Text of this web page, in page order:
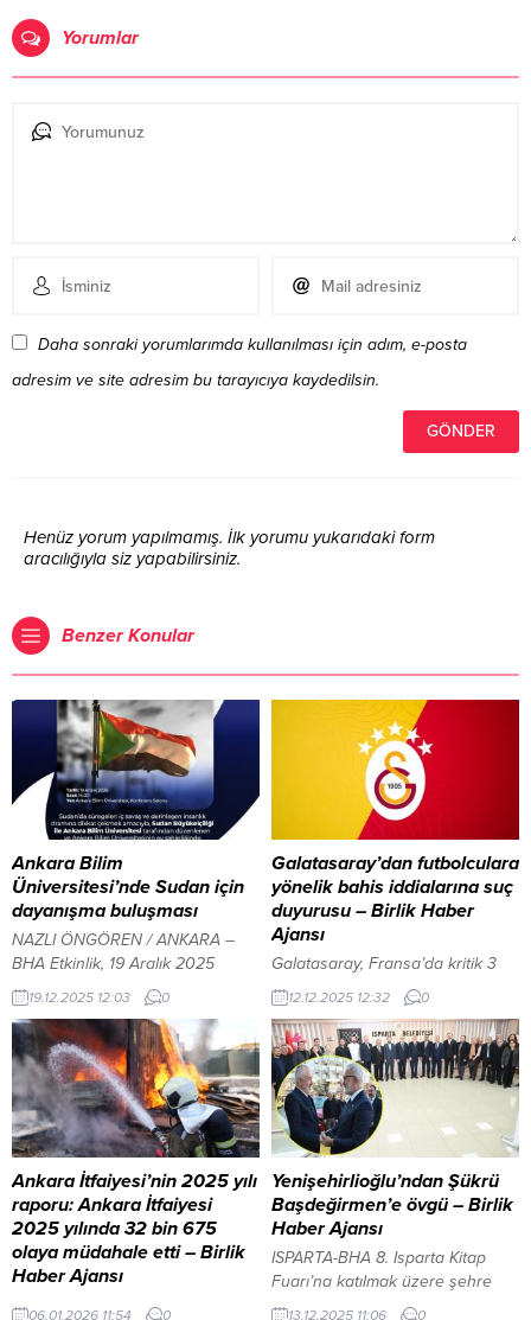
Yorumlar
Daha sonraki yorumlarımda kullanılması için adım, e-posta
adresim ve site adresim bu tarayıcıya kaydedilsin.
Henüz yorum yapılmamış. İlk yorumu yukarıdaki form
aracılığıyla siz yapabilirsiniz.
Benzer Konular
Ankara Bilim
Üniversitesi’nde Sudan için
dayanışma buluşması
NAZLI ÖNGÖREN / ANKARA –
BHA Etkinlik, 19 Aralık 2025
Cuma günü saat 14.00’te, Ankara
Bilim Üniversitesi Konferans
Salonunda düzenlenecek. YAZI
ARASI REKLAM ALANI
19.12.2025 12:03 0
Galatasaray’dan futbolculara
yönelik bahis iddialarına suç
duyurusu – Birlik Haber
Ajansı
Galatasaray, Fransa’da kritik 3
puan için Monaco’ya konuk
oluyor İçeriği Görüntüle YAZI
ARASI REKLAM ALANI İSTANBUL-
BHA İstanbul Cumhuriyet
Başsavcılığı sabah saatlerinde
yaptığı açıklamada, Galatasaraylı
futbolcularla ilgili herhangi bir
özel soruşturma ya da inceleme
bulunmadığını duyurdu.
Açıklamada, şu ifadeler yer aldı:
“Futbolda bahis ve şike
soruşturması kapsamında
Galatasaraylı Barış Alper Yılmaz...
12.12.2025 12:32 0
Ankara İtfaiyesi’nin 2025 yılı
raporu: Ankara İtfaiyesi
2025 yılında 32 bin 675
olaya müdahale etti – Birlik
Haber Ajansı
ANKARA – BHA Ankara
06.01.2026 11:54 0
Yenişehirlioğlu’ndan Şükrü
Başdeğirmen’e övgü – Birlik
Haber Ajansı
ISPARTA-BHA 8. Isparta Kitap
Fuarı’na katılmak üzere şehre
gelen AK Parti Grup Başkanvekili,
13.12.2025 11:06 0